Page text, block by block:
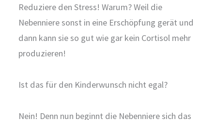
Reduziere den Stress! Warum? Weil die
Nebenniere sonst in eine Erschöpfung gerät und
dann kann sie so gut wie gar kein Cortisol mehr
produzieren!
Ist das für den Kinderwunsch nicht egal?
Nein! Denn nun beginnt die Nebenniere sich das